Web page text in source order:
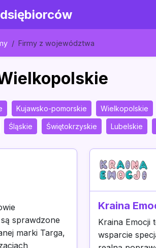
Firmy z województwa
Kujawsko-pomorskie Wielkopolskie
Śląskie Świętokrzyskie Lubelskie
sprawdzone
marki Targa,
Kraina
Kraina Emocji
wsparcie